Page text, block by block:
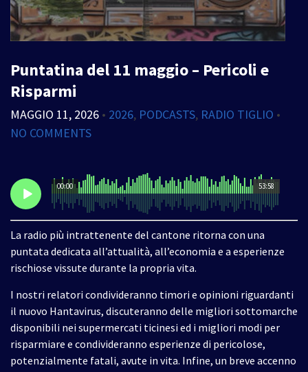
Puntatina del 11 maggio – Pericoli e
Risparmi
MAGGIO 11, 2026 • 2026, PODCASTS, RADIO TIGLIO •
NO COMMENTS
53:58
00:00
La radio più intrattenente del cantone ritorna con una
puntata dedicata all’attualità, all’economia e a esperienze
rischiose vissute durante la propria vita.
I nostri relatori condivideranno timori e opinioni riguardanti
il nuovo Hantavirus, discuteranno delle migliori sottomarche
disponibili nei supermercati ticinesi ed i migliori modi per
risparmiare e condivideranno esperienze di pericolose,
potenzialmente fatali, avute in vita. Infine, un breve accenno